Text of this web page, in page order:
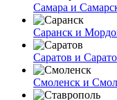
Самара и
Саранск и
Саратов и
Смоленск и